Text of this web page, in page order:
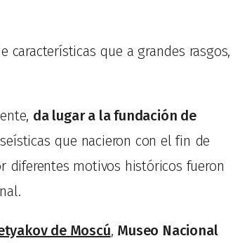
características que a grandes rasgos,
da lugar a la fundación de
que nacieron con el fin de
diferentes motivos históricos fueron
de Moscú, Museo Nacional